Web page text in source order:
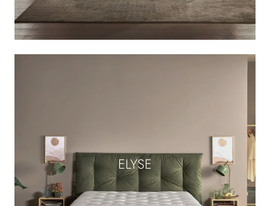
ELYSE